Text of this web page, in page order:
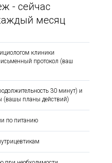
- сейчас
месяц
клиники
протокол (ваш
30 минут) и
(вашы планы действий)
по питанию